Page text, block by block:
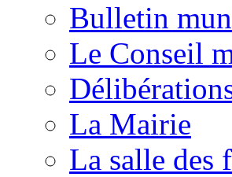
Bulletin
Le Conseil
La Mairie
La salle des